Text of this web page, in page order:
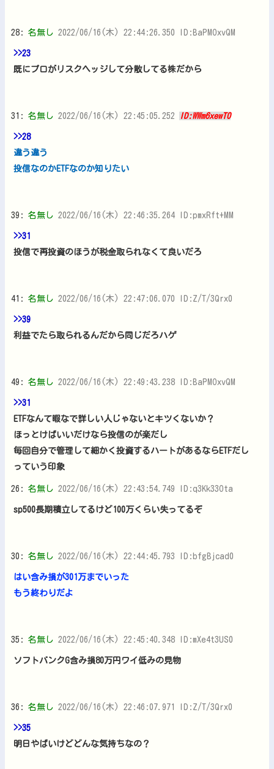
28: 名無し 2022/06/16(木) 22:44:26.350 ID:BaPMOxvQM
>>23
既にプロがリスクヘッジして分散してる株だから
31: 名無し 2022/06/16(木) 22:45:05.252 ID:WWm6xewT0
>>28
違う違う
投信なのかETFなのか知りたい
39: 名無し 2022/06/16(木) 22:46:35.264 ID:pmxRft+MM
>>31
投信で再投資のほうが税金取られなくて良いだろ
41: 名無し 2022/06/16(木) 22:47:06.070 ID:Z/T/3Qrx0
>>39
利益でたら取られるんだから同じだろハゲ
49: 名無し 2022/06/16(木) 22:49:43.238 ID:BaPMOxvQM
>>31
ETFなんて暇なで詳しい人じゃないとキツくないか？
ほっとけばいいだけなら投信のが楽だし
毎回自分で管理して細かく投資するハートがあるならETFだし
っていう印象
26: 名無し 2022/06/16(木) 22:43:54.749 ID:q3Kk33Ota
sp500長期積立してるけど100万くらい失ってるぞ
30: 名無し 2022/06/16(木) 22:44:45.793 ID:bfgBjcad0
はい含み損が301万までいった
もう終わりだよ
35: 名無し 2022/06/16(木) 22:45:40.348 ID:mXe4t3US0
ソフトバンクG含み損80万円ワイ低みの見物
36: 名無し 2022/06/16(木) 22:46:07.971 ID:Z/T/3Qrx0
>>35
明日やばいけどどんな気持ちなの？